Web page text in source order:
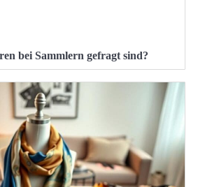
bei Sammlern gefragt sind?